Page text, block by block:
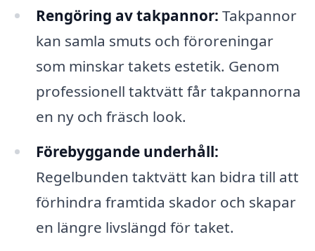
Rengöring av takpannor: Takpannor
kan samla smuts och föroreningar
som minskar takets estetik. Genom
professionell taktvätt får takpannorna
en ny och fräsch look.
Förebyggande underhåll:
Regelbunden taktvätt kan bidra till att
förhindra framtida skador och skapar
en längre livslängd för taket.